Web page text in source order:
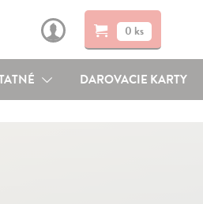
0 ks
DAROVACIE KARTY